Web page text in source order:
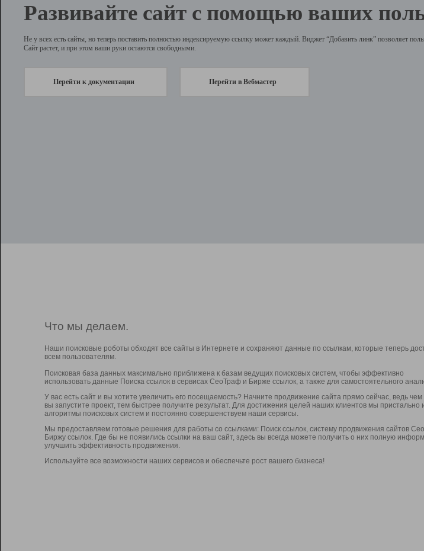
Развивайте сайт с помощью ваших
Не у всех есть сайты, но теперь поставить полностью индексируемую ссылку может каждый. Виджет “Добавить линк” позволяет
Сайт растет, и при этом ваши руки остаются свободными.
Перейти к документации Перейти в Вебмастер
Что мы делаем.
Наши поисковые роботы обходят все сайты в Интернете и сохраняют данные по ссылкам, которые теперь
всем пользователям.
Поисковая база данных максимально приближена к базам ведущих поисковых систем, чтобы эффективно
использовать данные Поиска ссылок в сервисах СеоТраф и Бирже ссылок, а также для самостоятельного
У вас есть сайт и вы хотите увеличить его посещаемость? Начните продвижение сайта прямо сейчас, ведь
вы запустите проект, тем быстрее получите результат. Для достижения целей наших клиентов мы пристально
алгоритмы поисковых систем и постоянно совершенствуем наши сервисы.
Мы предоставляем готовые решения для работы со ссылками: Поиск ссылок, систему продвижения сайтов
Биржу ссылок. Где бы не появились ссылки на ваш сайт, здесь вы всегда можете получить о них полную
улучшить эффективность продвижения.
Используйте все возможности наших сервисов и обеспечьте рост вашего бизнеса!